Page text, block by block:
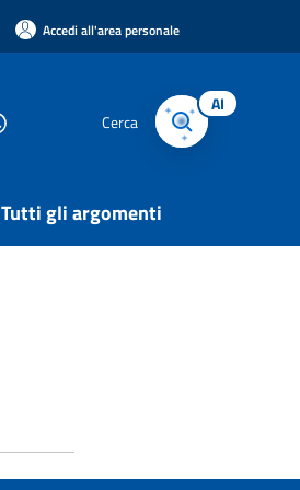
Accedi all'area personale
Cerca
AI
Tutti gli argomenti